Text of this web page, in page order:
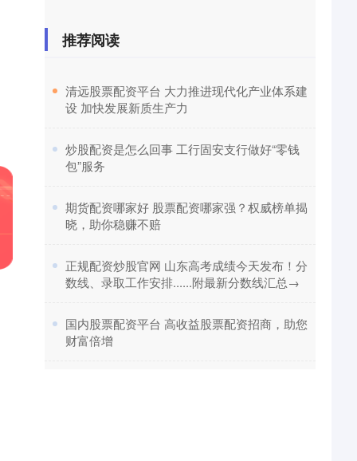
推荐阅读
​清远股票配资平台 大力推进现代化产业体系建
设 加快发展新质生产力
​炒股配资是怎么回事 工行固安支行做好“零钱
包”服务
​期货配资哪家好 股票配资哪家强？权威榜单揭
晓，助你稳赚不赔
​正规配资炒股官网 山东高考成绩今天发布！分
数线、录取工作安排......附最新分数线汇总→
​国内股票配资平台 高收益股票配资招商，助您
财富倍增